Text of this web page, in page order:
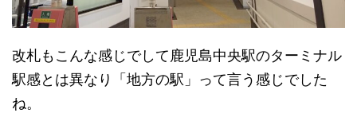
改札もこんな感じでして鹿児島中央駅のターミナル
駅感とは異なり「地方の駅」って言う感じでした
ね。